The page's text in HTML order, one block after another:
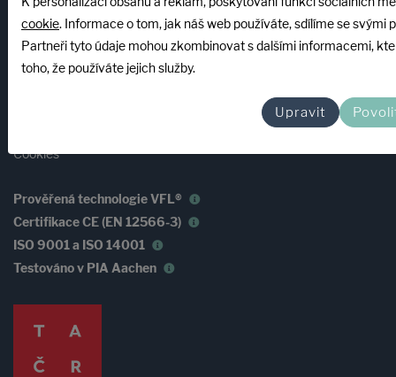
Doprava a platba
Často kladené dotazy
Zásady ochrany osobních údajů
Cookies
Prověřená technologie VFL®
Certifikace CE (EN 12566-3)
ISO 9001 a ISO 14001
Testováno v PIA Aachen
cookie. Informace o tom, jak náš web používáte, sdílíme se svými
Partneři tyto údaje mohou zkombinovat s dalšími informacemi,
toho, že používáte jejich služby.
Upravit